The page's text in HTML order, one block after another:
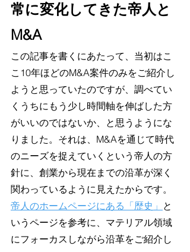
常に変化してきた帝人と
M&A
この記事を書くにあたって、当初はこ
こ10年ほどのM&A案件のみをご紹介し
ようと思っていたのですが、調べてい
くうちにもう少し時間軸を伸ばした方
がいいのではないか、と思うようにな
りました。それは、M&Aを通じて時代
のニーズを捉えていくという帝人の方
針に、創業から現在までの沿革が深く
関わっているように見えたからです。
帝人のホームページにある「歴史」 と
いうページを参考に、マテリアル領域
にフォーカスしながら沿革をご紹介し